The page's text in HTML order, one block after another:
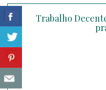
Trabalho